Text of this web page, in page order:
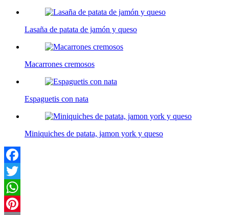
Lasaña de patata de jamón y queso
Macarrones cremosos
Espaguetis con nata
Miniquiches de patata, jamon york y queso
Facebook
Twitter
WhatsApp